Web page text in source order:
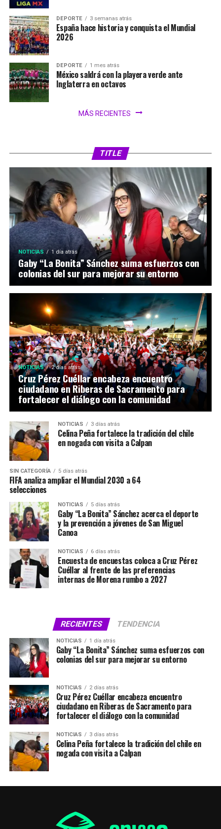
DEPORTE 3 semanas atrás
España hace historia y conquista el Mundial
2026
DEPORTE 1 mes atrás
México saldrá con la playera verde ante
Inglaterra en octavos
MÁS RECIENTES
TITLE
NOTICIAS 1 día atrás
Gaby “La Bonita” Sánchez suma esfuerzos con
colonias del sur para mejorar su entorno
NOTICIAS 2 días atrás
Cruz Pérez Cuéllar encabeza encuentro
ciudadano en Riberas de Sacramento para
fortalecer el diálogo con la comunidad
NOTICIAS 3 días atrás
Celina Peña fortalece la tradición del chile
en nogada con visita a Calpan
SIN CATEGORÍA 5 días atrás
FIFA analiza ampliar el Mundial 2030 a 64
selecciones
NOTICIAS 5 días atrás
Gaby “La Bonita” Sánchez acerca el deporte
y la prevención a jóvenes de San Miguel
Canoa
NOTICIAS 6 días atrás
Encuesta de encuestas coloca a Cruz Pérez
Cuéllar al frente de las preferencias
internas de Morena rumbo a 2027
RECIENTES TENDENCIA
NOTICIAS 1 día atrás
Gaby “La Bonita” Sánchez suma esfuerzos con
colonias del sur para mejorar su entorno
NOTICIAS 2 días atrás
Cruz Pérez Cuéllar encabeza encuentro
ciudadano en Riberas de Sacramento para
fortalecer el diálogo con la comunidad
NOTICIAS 3 días atrás
Celina Peña fortalece la tradición del chile en
nogada con visita a Calpan